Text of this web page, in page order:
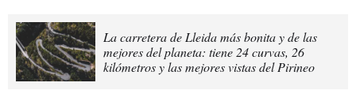
La carretera de Lleida más bonita y de las
mejores del planeta: tiene 24 curvas, 26
kilómetros y las mejores vistas del Pirineo